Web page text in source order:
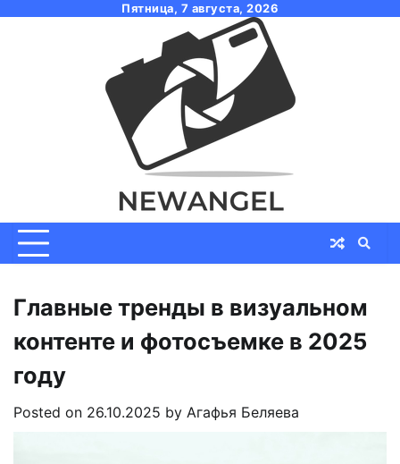
Пятница, 7 августа, 2026
Главные тренды в визуальном
контенте и фотосъемке в 2025
году
Posted on 26.10.2025 by Агафья Беляева